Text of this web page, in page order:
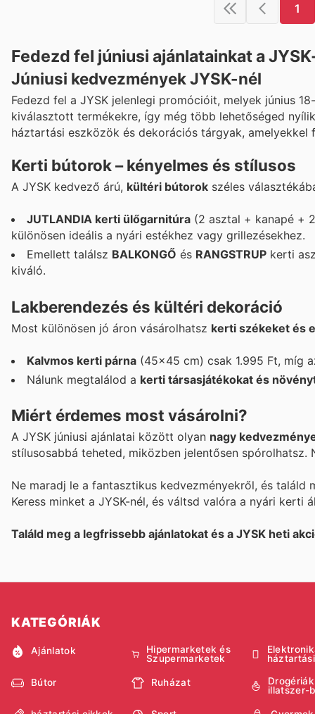
1
Fedezd fel júniusi ajánlatainkat a
Júniusi kedvezmények JYSK-nél
Fedezd fel a JYSK jelenlegi promócióit, melyek június
kiválasztott termékekre, így még több lehetőséged
háztartási eszközök és dekorációs tárgyak,
Kerti bútorok – kényelmes és stílusos
A JYSK kedvező árú, kültéri bútorok széles
JUTLANDIA kerti ülőgarnitúra (2 asztal + kanapé +
különösen ideális a nyári estékhez vagy grillezésekhez.
Emellett találsz BALKONGŐ és RANGSTRUP kerti
kiváló.
Lakberendezés és kültéri dekoráció
Most különösen jó áron vásárolhatsz kerti székeket és
Kalvmos kerti párna (45x45 cm) csak 1.995 Ft, míg
Nálunk megtalálod a kerti társasjátékokat és
Miért érdemes most vásárolni?
A JYSK júniusi ajánlatai között olyan nagy
stílusosabbá teheted, miközben jelentősen
Ne maradj le a fantasztikus kedvezményekről, és
Keress minket a JYSK-nél, és váltsd valóra a nyári kerti
Találd meg a legfrissebb ajánlatokat és a JYSK heti
KATEGÓRIÁK
Ajánlatok
Hipermarketek és
Szupermarketek
Bútor Ruházat
illatszer-